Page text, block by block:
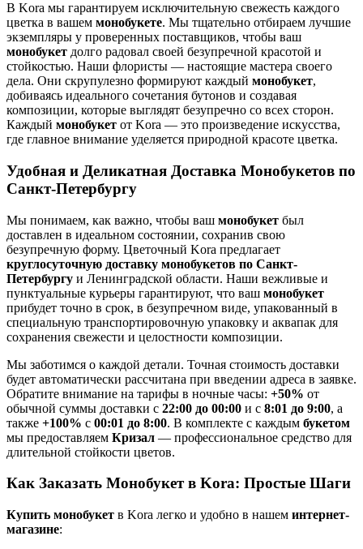
В Kora мы гарантируем исключительную свежесть каждого
цветка в вашем монобукете. Мы тщательно отбираем лучшие
экземпляры у проверенных поставщиков, чтобы ваш
монобукет долго радовал своей безупречной красотой и
стойкостью. Наши флористы — настоящие мастера своего
дела. Они скрупулезно формируют каждый монобукет,
добиваясь идеального сочетания бутонов и создавая
композиции, которые выглядят безупречно со всех сторон.
Каждый монобукет от Kora — это произведение искусства,
где главное внимание уделяется природной красоте цветка.
Удобная и Деликатная Доставка Монобукетов по
Санкт-Петербургу
Мы понимаем, как важно, чтобы ваш монобукет был
доставлен в идеальном состоянии, сохранив свою
безупречную форму. Цветочный Kora предлагает
круглосуточную доставку монобукетов по Санкт-
Петербургу и Ленинградской области. Наши вежливые и
пунктуальные курьеры гарантируют, что ваш монобукет
прибудет точно в срок, в безупречном виде, упакованный в
специальную транспортировочную упаковку и аквапак для
сохранения свежести и целостности композиции.
Мы заботимся о каждой детали. Точная стоимость доставки
будет автоматически рассчитана при введении адреса в заявке.
Обратите внимание на тарифы в ночные часы: +50% от
обычной суммы доставки с 22:00 до 00:00 и с 8:01 до 9:00, а
также +100% с 00:01 до 8:00. В комплекте с каждым букетом
мы предоставляем Кризал — профессиональное средство для
длительной стойкости цветов.
Как Заказать Монобукет в Kora: Простые Шаги
Купить монобукет в Kora легко и удобно в нашем интернет-
магазине: